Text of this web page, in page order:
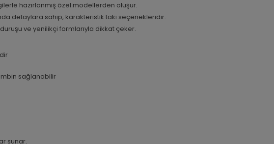
hazırlanmış özel modellerden oluşur.
detaylara sahip, karakteristik takı seçenekleridir.
ve yenilikçi formlarıyla dikkat çeker.
sağlanabilir
sunar.